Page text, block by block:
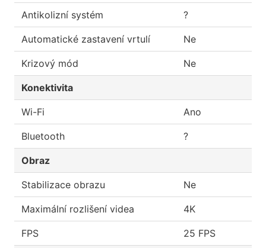
Antikolizní systém ?
Automatické zastavení vrtulí Ne
Krizový mód Ne
Konektivita
Wi-Fi Ano
Bluetooth ?
Obraz
Stabilizace obrazu Ne
Maximální rozlišení videa 4K
FPS 25 FPS